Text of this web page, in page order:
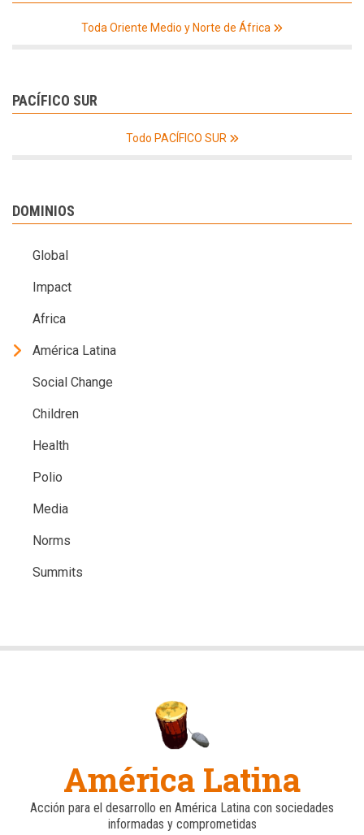
Toda Oriente Medio y Norte de África
PACÍFICO SUR
Todo PACÍFICO SUR
DOMINIOS
Global
Impact
Africa
América Latina
Social Change
Children
Health
Polio
Media
Norms
Summits
América Latina
Acción para el desarrollo en América Latina con sociedades
informadas y comprometidas